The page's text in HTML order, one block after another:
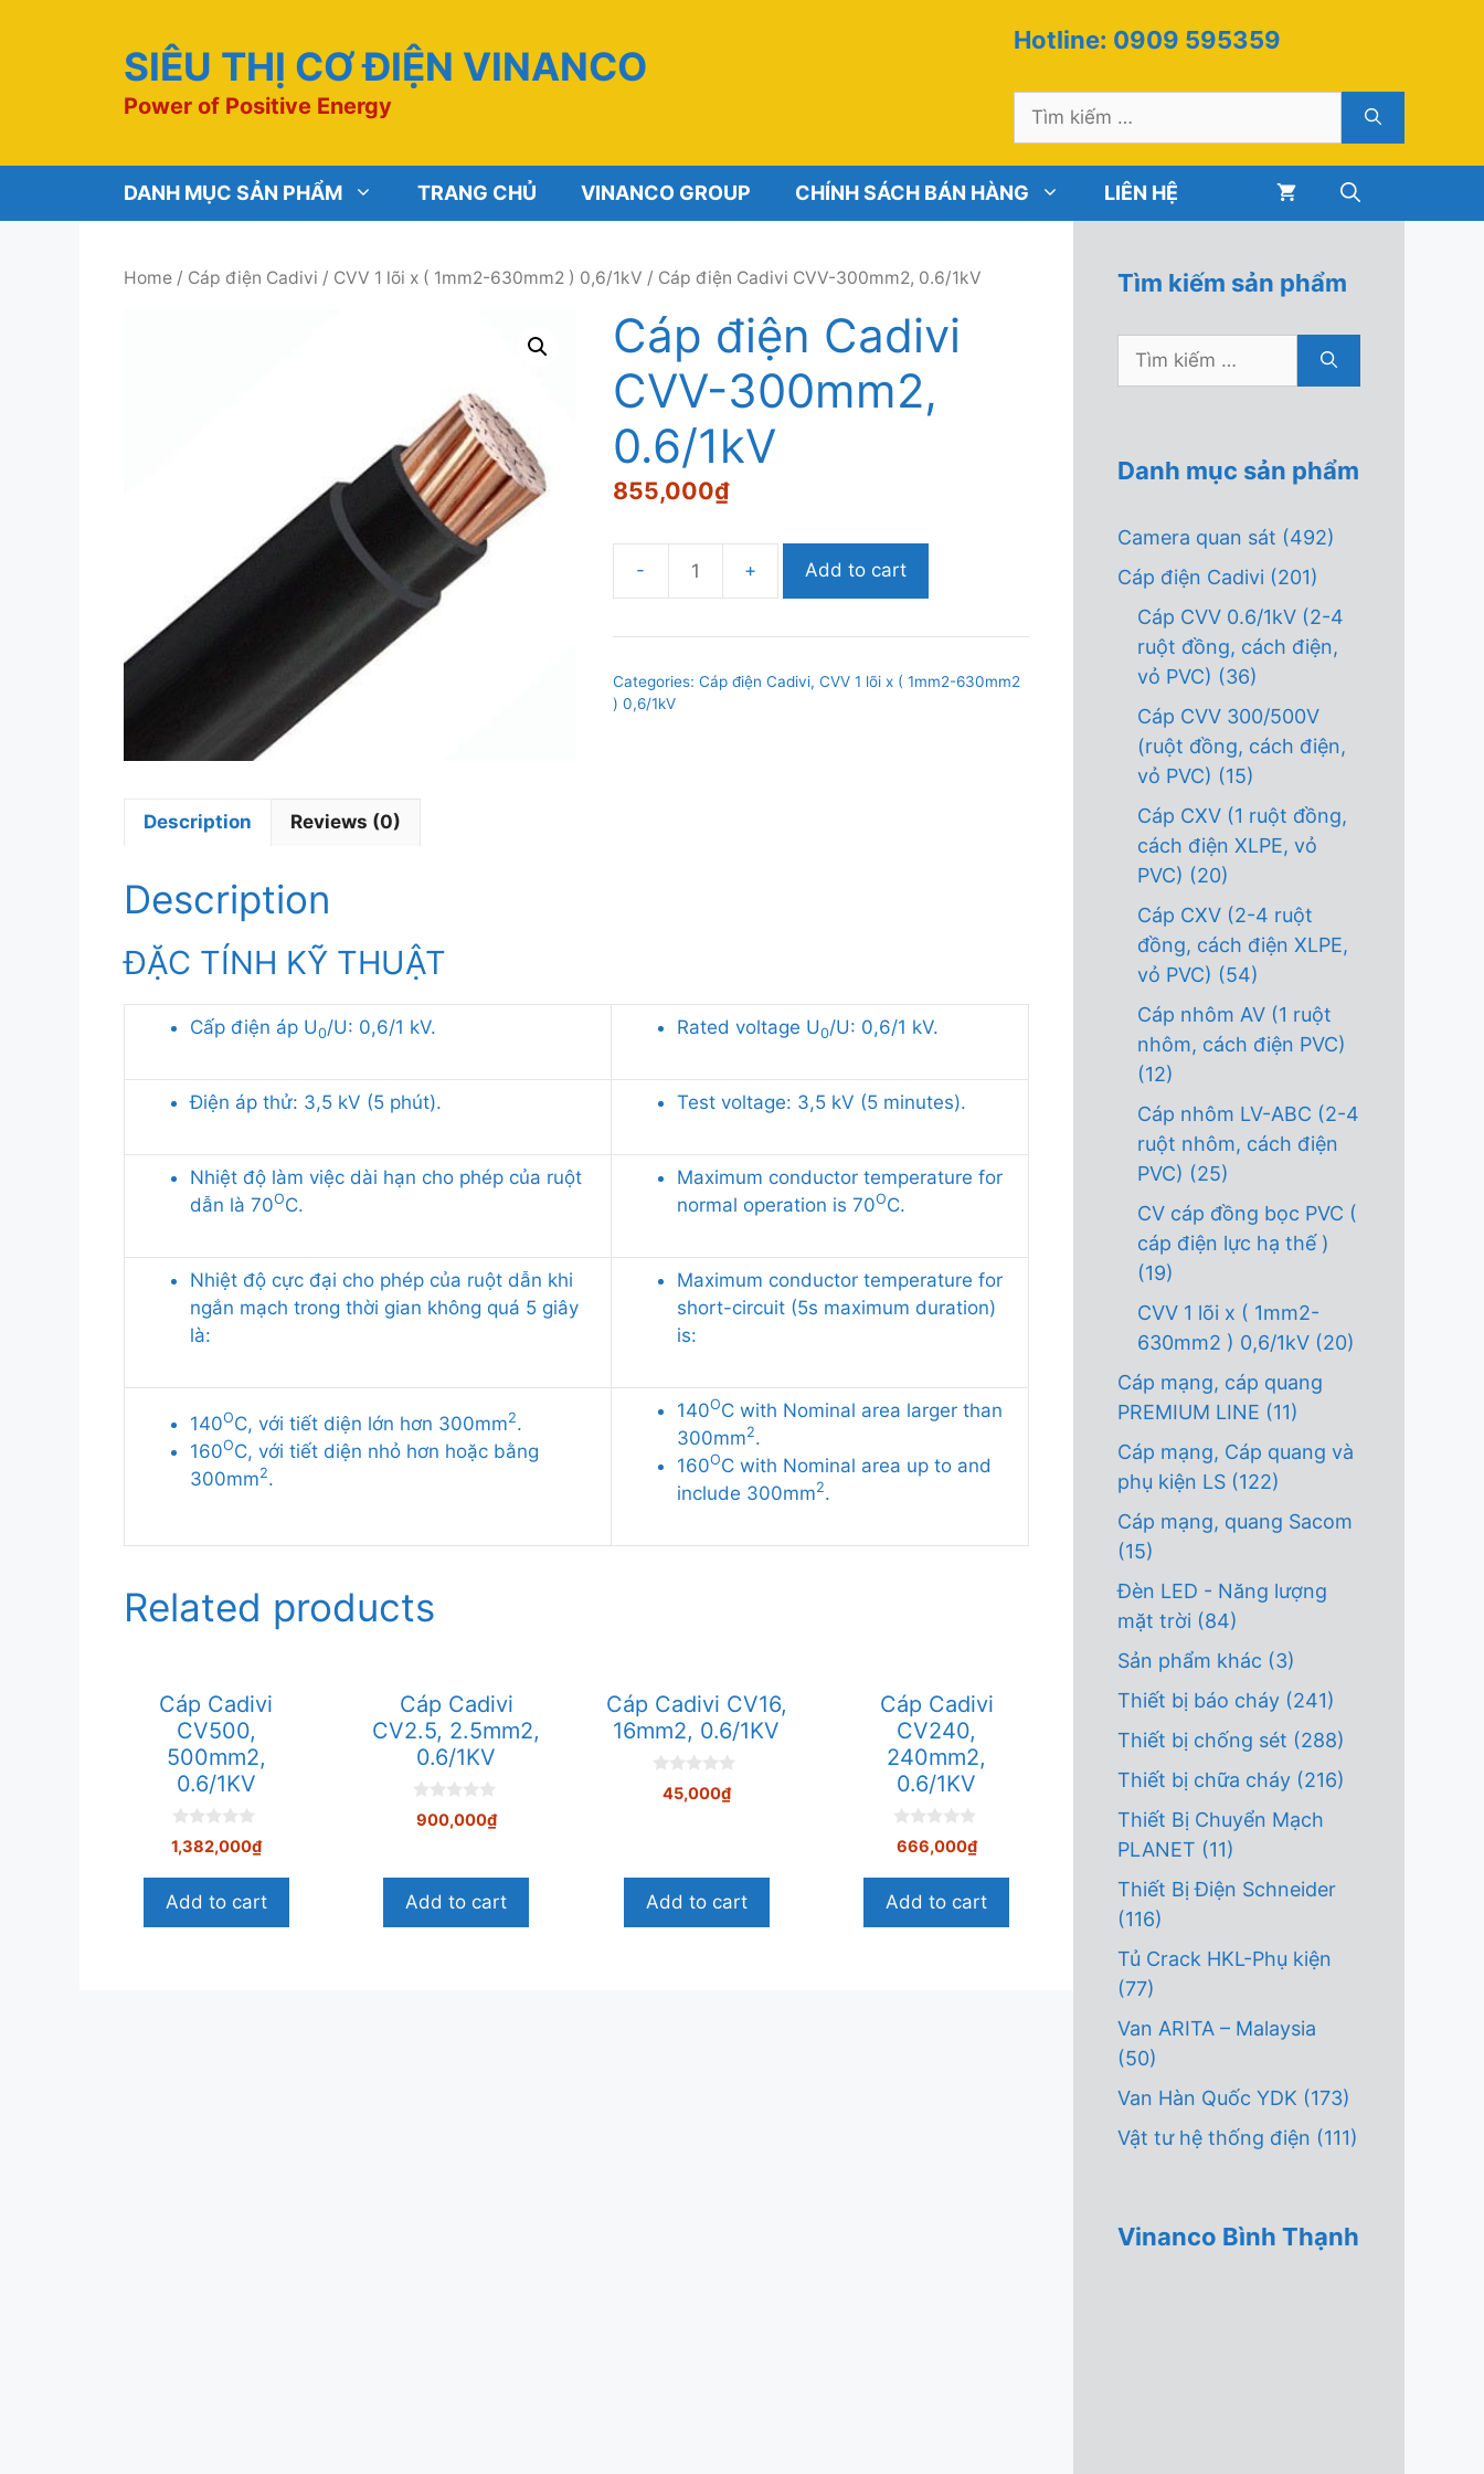
SIÊU THỊ CƠ ĐIỆN VINANCO
Power of Positive Energy
Hotline: 0909 595359
Tìm
DANH MỤC SẢN PHẨM TRANG CHỦ VINANCO GROUP CHÍNH SÁCH BÁN HÀNG LIÊN HỆ
Home / Cáp điện Cadivi / CVV 1 lõi x ( 1mm2-630mm2 ) 0,6/1kV / Cáp điện Cadivi CVV-300mm2, 0.6/1kV
Cáp điện Cadivi
CVV-300mm2,
0.6/1kV
855,000₫
Cadivi
300mm2,
Add to cart
Categories: Cáp điện Cadivi, CVV 1 lõi x ( 1mm2-630mm2
) 0,6/1kV
Description Reviews (0)
Description
ĐẶC TÍNH KỸ THUẬT
Cấp điện áp U0/U: 0,6/1 kV. Rated voltage U0/U: 0,6/1 kV.
Điện áp thử: 3,5 kV (5 phút). Test voltage: 3,5 kV (5 minutes).
Nhiệt độ làm việc dài hạn cho phép của ruột
dẫn là 70OC.
Maximum conductor temperature for
normal operation is 70OC.
Nhiệt độ cực đại cho phép của ruột dẫn khi
ngắn mạch trong thời gian không quá 5 giây
là:
Maximum conductor temperature for
short-circuit (5s maximum duration)
is:
140OC, với tiết diện lớn hơn 300mm2.
160OC, với tiết diện nhỏ hơn hoặc bằng
300mm2.
140OC with Nominal area larger than
300mm2.
160OC with Nominal area up to and
include 300mm2.
Related products
Cáp Cadivi
CV500,
500mm2,
0.6/1KV
0
n
à
5
1,382,000₫
Add to cart
Cáp Cadivi
CV2.5, 2.5mm2,
0.6/1KV
0
n
à
5
900,000₫
Add to cart
Cáp Cadivi CV16,
16mm2, 0.6/1KV
5
45,000₫
Add to cart
Cáp Cadivi
CV240,
240mm2,
0.6/1KV
0
n
à
5
666,000₫
Add to cart
Tìm kiếm sản phẩm
Tìm
Danh mục sản phẩm
Camera quan sát (492)
Cáp điện Cadivi (201)
Cáp CVV 0.6/1kV (2-4
ruột đồng, cách điện,
vỏ PVC) (36)
Cáp CVV 300/500V
(ruột đồng, cách điện,
vỏ PVC) (15)
Cáp CXV (1 ruột đồng,
cách điện XLPE, vỏ
PVC) (20)
Cáp CXV (2-4 ruột
đồng, cách điện XLPE,
vỏ PVC) (54)
Cáp nhôm AV (1 ruột
nhôm, cách điện PVC)
(12)
Cáp nhôm LV-ABC (2-4
ruột nhôm, cách điện
PVC) (25)
CV cáp đồng bọc PVC (
cáp điện lực hạ thế )
(19)
CVV 1 lõi x ( 1mm2-
630mm2 ) 0,6/1kV (20)
Cáp mạng, cáp quang
PREMIUM LINE (11)
Cáp mạng, Cáp quang và
phụ kiện LS (122)
Cáp mạng, quang Sacom
(15)
Đèn LED - Năng lượng
mặt trời (84)
Sản phẩm khác (3)
Thiết bị báo cháy (241)
Thiết bị chống sét (288)
Thiết bị chữa cháy (216)
Thiết Bị Chuyển Mạch
PLANET (11)
Thiết Bị Điện Schneider
(116)
Tủ Crack HKL-Phụ kiện
(77)
Van ARITA – Malaysia
(50)
Van Hàn Quốc YDK (173)
Vật tư hệ thống điện (111)
Vinanco Bình Thạnh